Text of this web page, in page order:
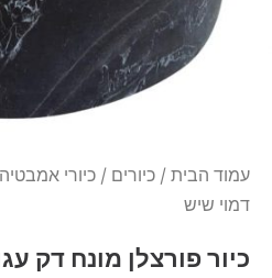
עמוד הבית / כיורים / כיורי אמבטיה
דמוי שיש
כיור פורצלן מונח דק